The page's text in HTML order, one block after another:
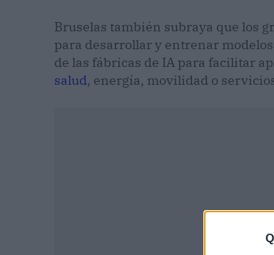
Bruselas también subraya que los
para desarrollar y entrenar
de las fábricas de IA para facilitar
salud, energía, movilidad o